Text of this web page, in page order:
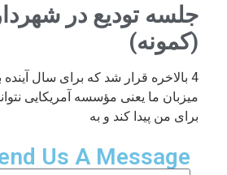
جلسه تودیع در
(کمونه)
4 بالاخره قرار شد که برای سال آینده
میزبان ما یعنی مؤسسه آمریکایی
برای من پیدا کند و به
Us A Message